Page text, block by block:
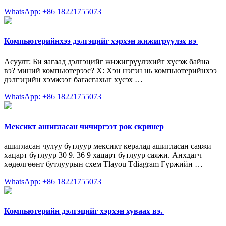
WhatsApp: +86 18221755073
Компьютерийнхээ дэлгэцийг хэрхэн жижигрүүлэх вэ ️
Асуулт: Би яагаад дэлгэцийг жижигрүүлэхийг хүсэж байна
вэ? миний компьютерээс? Х: Хэн нэгэн нь компьютерийнхээ
дэлгэцийн хэмжээг багасгахыг хүсэх …
WhatsApp: +86 18221755073
Мексикт ашигласан чичиргээт рок скринер
ашигласан чулуу бутлуур мексикт кералад ашигласан саяжи
хацарт бутлуур 30 9. 36 9 хацарт бутлуур саяжи. Анхдагч
хөдөлгөөнт бутлуурын схем Tlayou Tdiagram Гүржийн …
WhatsApp: +86 18221755073
Компьютерийн дэлгэцийг хэрхэн хуваах вэ. ️